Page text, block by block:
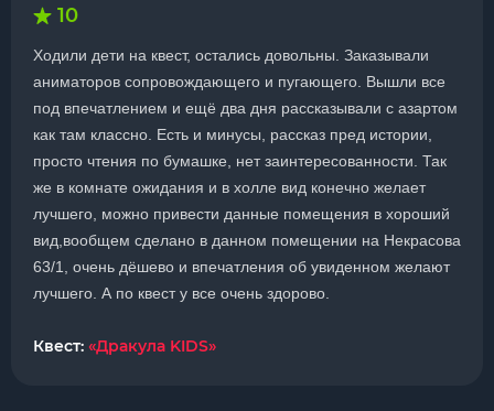
10
Ходили дети на квест, остались довольны. Заказывали
аниматоров сопровождающего и пугающего. Вышли все
под впечатлением и ещё два дня рассказывали с азартом
как там классно. Есть и минусы, рассказ пред истории,
просто чтения по бумашке, нет заинтересованности. Так
же в комнате ожидания и в холле вид конечно желает
лучшего, можно привести данные помещения в хороший
вид,вообщем сделано в данном помещении на Некрасова
63/1, очень дёшево и впечатления об увиденном желают
лучшего. А по квест у все очень здорово.
Квест: «Дракула KIDS»